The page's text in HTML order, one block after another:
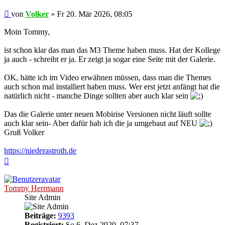
Ungelesener
von Volker » Fr 20. Mär 2026, 08:05
Moin Tommy,
ist schon klar das man das M3 Theme haben muss. Hat der Kollege
ja auch - schreibt er ja. Er zeigt ja sogar eine Seite mit der Galerie.
OK, hätte ich im Video erwähnen müssen, dass man die Themes
auch schon mal installiert haben muss. Wer erst jetzt anfängt hat die
natürlich nicht - manche Dinge sollten aber auch klar sein
Das die Galerie unter neuen Mobirise Versionen nicht läuft sollte
auch klar sein- Aber dafür hab ich die ja umgebaut auf NEU
Gruß Volker
https://niederastroth.de
Tommy Herrmann
Site Admin
Beiträge: 9393